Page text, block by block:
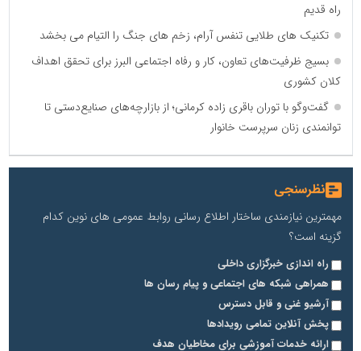
راه قدیم
تکنیک های طلایی تنفس آرام، زخم های جنگ را التیام می بخشد
بسیج ظرفیت‌های تعاون، کار و رفاه اجتماعی البرز برای تحقق اهداف
کلان کشوری
گفت‌وگو با توران باقری‌ زاده کرمانی؛ از بازارچه‌های صنایع‌دستی تا
توانمندی زنان سرپرست خانوار
نظرسنجی
مهمترین نیازمندی ساختار اطلاع رسانی روابط عمومی های نوین کدام
گزینه است؟
راه اندازی خبرگزاری داخلی
همراهی شبکه های اجتماعی و پیام رسان ها
آرشیو غنی و قابل دسترس
پخش آنلاین تمامی رویدادها
ارائه خدمات آموزشی برای مخاطیان هدف